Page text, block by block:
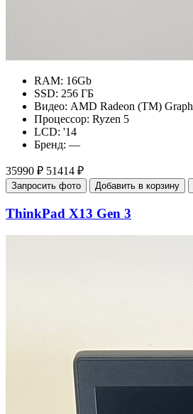
RAM: 16Gb
SSD: 256 ГБ
Видео: AMD Radeon (TM)
Процессор: Ryzen 5
LCD: '14
Бренд: —
35990 ₽ 51414 ₽
Запросить фото Добавить в корзину
ThinkPad X13 Gen 3